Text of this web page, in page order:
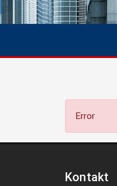
Error
Kontakt